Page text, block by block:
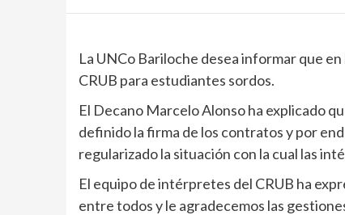
La UNCo Bariloche desea informar que
CRUB para estudiantes sordos.
El Decano Marcelo Alonso ha explicado
definido la firma de los contratos y por
regularizado la situación con la cual las
El equipo de intérpretes del CRUB ha
entre todos y le agradecemos las